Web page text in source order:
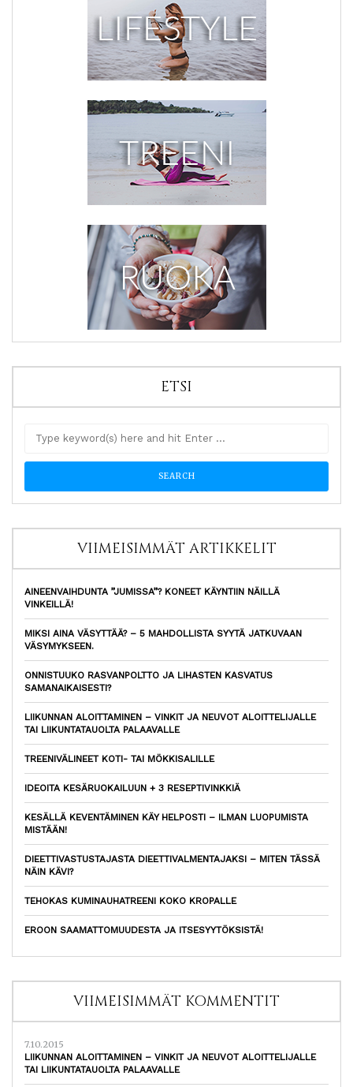
ETSI
VIIMEISIMMÄT ARTIKKELIT
AINEENVAIHDUNTA ”JUMISSA”? KONEET KÄYNTIIN NÄILLÄ
VINKEILLÄ!
MIKSI AINA VÄSYTTÄÄ? – 5 MAHDOLLISTA SYYTÄ JATKUVAAN
VÄSYMYKSEEN.
ONNISTUUKO RASVANPOLTTO JA LIHASTEN KASVATUS
SAMANAIKAISESTI?
LIIKUNNAN ALOITTAMINEN – VINKIT JA NEUVOT ALOITTELIJALLE
TAI LIIKUNTATAUOLTA PALAAVALLE
TREENIVÄLINEET KOTI- TAI MÖKKISALILLE
IDEOITA KESÄRUOKAILUUN + 3 RESEPTIVINKKIÄ
KESÄLLÄ KEVENTÄMINEN KÄY HELPOSTI – ILMAN LUOPUMISTA
MISTÄÄN!
DIEETTIVASTUSTAJASTA DIEETTIVALMENTAJAKSI – MITEN TÄSSÄ
NÄIN KÄVI?
TEHOKAS KUMINAUHATREENI KOKO KROPALLE
EROON SAAMATTOMUUDESTA JA ITSESYYTÖKSISTÄ!
VIIMEISIMMÄT KOMMENTIT
7.10.2015
LIIKUNNAN ALOITTAMINEN – VINKIT JA NEUVOT ALOITTELIJALLE
TAI LIIKUNTATAUOLTA PALAAVALLE